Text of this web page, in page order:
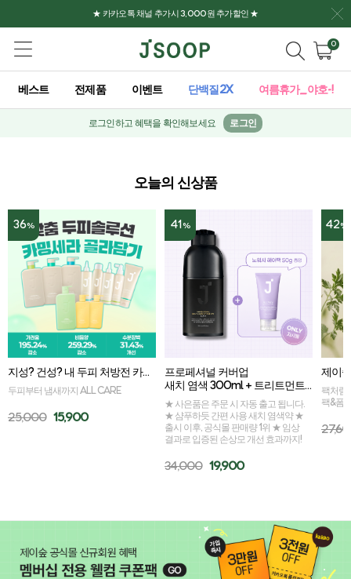
★ 카카오톡 채널 추가시 3,000원 추가할인 ★
0
베스트 전제품 이벤트 단백질2X 여름휴가_야호-!
로그인하고 혜택을 확인해보세요 로그인
오늘의 신상품
36%
지성? 건성? 내 두피 처방전 카밍세라 골라담기
두피부터 냄새까지 ALL CARE
25,000 15,900
41%
프로페셔널 커버업
새치 염색 300ml + 트리트먼트 50ml 증정
★ 사은품은 주문 시 자동 출고 됩니다.
★ 샴푸하듯 간편 사용 새치 염색약 ★
출시 이후, 공식몰 판매량 1위 ★ 임상
결과로 입증된 손상모 개선 효과까지!
34,000 19,900
42%
팩처럼
팩&폼